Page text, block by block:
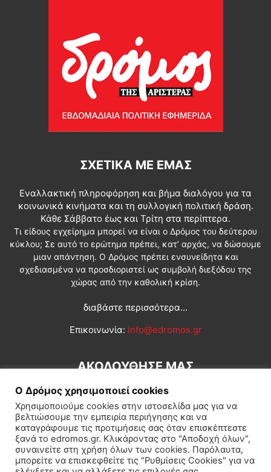
ΣΧΕΤΙΚΆ ΜΕ ΕΜΆΣ
Εναλλακτική πληροφόρηση και βήμα διαλόγου για τα
κοινωνικά κινήματα και τη συλλογική πολιτική δράση.
Κάθε Σάββατο έως και Τρίτη στα περίπτερα.
Τι είδους εγχείρημα μπορεί να είναι ο Δρόμος του δεύτερου
κύκλου; Σε αυτό το ερώτημα πρέπει, κατ’ αρχάς, να δώσουμε
μιαν απάντηση. Ο Δρόμος πρέπει ενσυνείδητα και
σχεδιασμένα να προσδιοριστεί ως συμβολή διεξόδου της
χώρας από την καθολική κρίση.
διαβάστε περισσότερα...
Επικοινωνία: info@edromos.gr
ΑΚΟΛΟΥΘΗΣΕ ΜΑΣ
Εγγραφή συνδρομητή Πολιτική Διεθνή Κοινωνία
Ο Δρόμος χρησιμοποιεί cookies
Χρησιμοποιούμε cookies στην ιστοσελίδα μας για να
βελτιώσουμε την εμπειρία περιήγησης και να
καταγράφουμε τις προτιμήσεις σας όταν επισκέπτεστε
ξανά το edromos.gr. Κλικάροντας στο "Αποδοχή όλων",
συναινείτε στη χρήση όλων των cookies. Παρόλαυτα,
μπορείτε να επισκεφθείτε τις "Ρυθμίσεις Cookies" για να